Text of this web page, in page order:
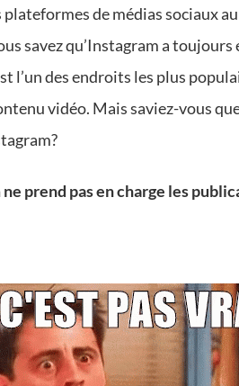
de médias sociaux
savez qu’Instagram a
l’un des endroits les plus
vidéo. Mais saviez-vous
prend pas en charge les